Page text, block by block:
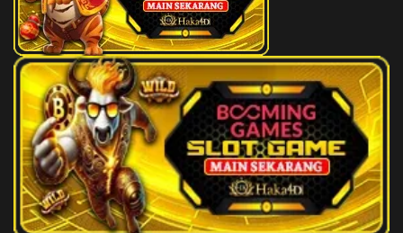
81
Tokong Tepi Jalan
82
Toko Kain
83
Tiup Harmonika 3D
870
84
Ayam Kalkun 3D
661
85
Tinta Stempel 3D
198
86
Babi Hutan 3D
509
87
Badminton 3D
891